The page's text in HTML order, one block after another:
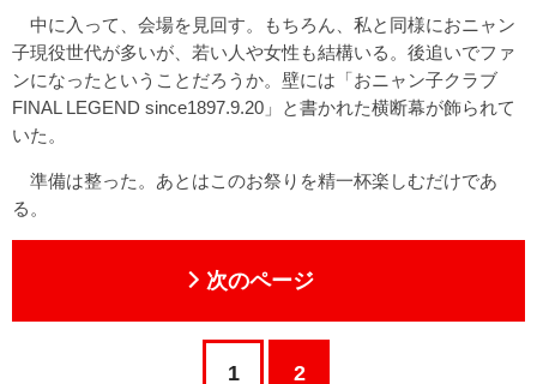
中に入って、会場を見回す。もちろん、私と同様におニャン
子現役世代が多いが、若い人や女性も結構いる。後追いでファ
ンになったということだろうか。壁には「おニャン子クラブ
FINAL LEGEND since1897.9.20」と書かれた横断幕が飾られて
いた。
準備は整った。あとはこのお祭りを精一杯楽しむだけであ
る。
次のページ
1 2